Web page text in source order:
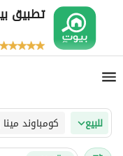
تطبيق
للبيع كومباوند